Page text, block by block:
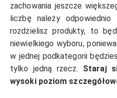
zachowania jeszcze
liczbę należy
rozdzielisz produkty, to
niewielkiego wyboru,
w jednej podkategorii
tylko jedną rzecz. Staraj
wysoki poziom